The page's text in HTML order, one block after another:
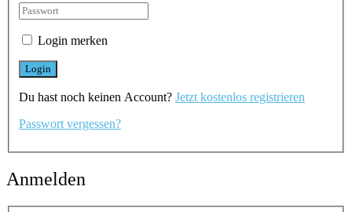
Login merken
Du hast noch keinen Account? Jetzt kostenlos registrieren
Passwort vergessen?
Anmelden